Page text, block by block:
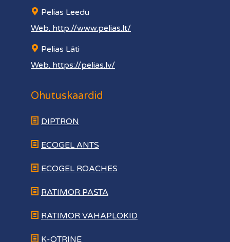
Pelias Leedu
Web. http://www.pelias.lt/
Pelias Läti
Web. https://pelias.lv/
Ohutuskaardid
DIPTRON
ECOGEL ANTS
ECOGEL ROACHES
RATIMOR PASTA
RATIMOR VAHAPLOKID
K-OTRINE